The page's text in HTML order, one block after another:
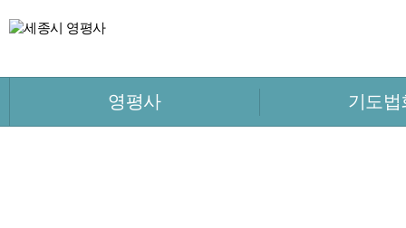
영평사 기도법